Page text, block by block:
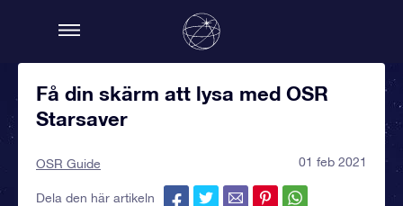
Få din skärm att lysa med OSR
Starsaver
OSR Guide 01 feb 2021
Dela den här artikeln